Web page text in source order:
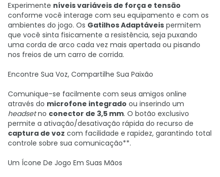
Experimente níveis variáveis de força e tensão
conforme você interage com seu equipamento e com os
ambientes do jogo. Os Gatilhos Adaptáveis permitem
que você sinta fisicamente a resistência, seja puxando
uma corda de arco cada vez mais apertada ou pisando
nos freios de um carro de corrida.
Encontre Sua Voz, Compartilhe Sua Paixão
Comunique-se facilmente com seus amigos online
através do microfone integrado ou inserindo um
headsetno conector de 3,5 mm. O botão exclusivo
permite a ativação/desativação rápida do recurso de
captura de voz com facilidade e rapidez, garantindo total
controle sobre sua comunicação**.
Um Ícone De Jogo Em Suas Mãos